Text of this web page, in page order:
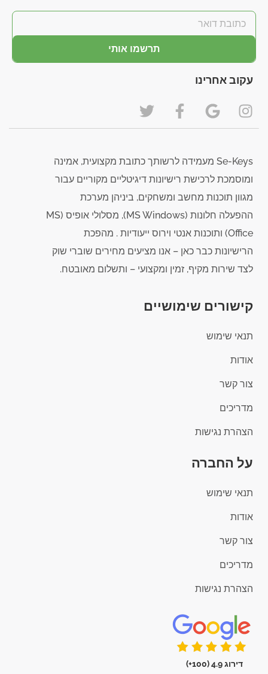
תרשמו אותי
עקוב אחרינו
Se-Keys מעמידה לרשותך כתובת מקצועית, אמינה
ומוסמכת לרכישת רישיונות דיגיטליים מקוריים עבור
מגוון תוכנות מחשב ומשחקים, ביניהן מערכת
ההפעלה חלונות (MS Windows), מסלולי אופיס (MS
Office) ותוכנות אנטי וירוס ייעודיות . מהפכת
הרישיונות כבר כאן – אנו מציעים מחירים שוברי שוק
לצד שירות מקיף, זמין ומקצועי – ותשלום מאובטח.
קישורים שימושיים
תנאי שימוש
אודות
צור קשר
מדריכים
הצהרת נגישות
על החברה
תנאי שימוש
אודות
צור קשר
מדריכים
הצהרת נגישות
דירוג 4.9 (100+)